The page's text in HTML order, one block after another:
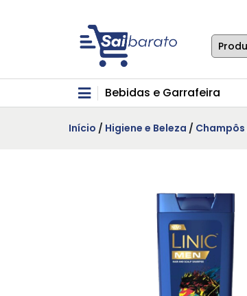
Bebidas e Garrafeira
Início / Higiene e Beleza / Champôs